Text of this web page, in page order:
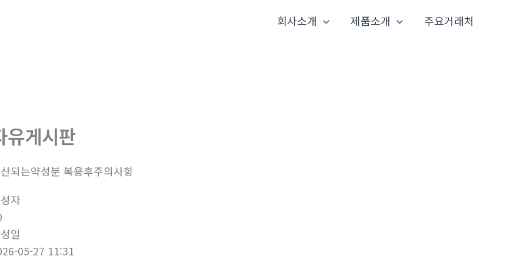
회사소개 제품소개 주요거래처
유게시판
되는약성분 복용후주의사항
자
일
05-27 11:31